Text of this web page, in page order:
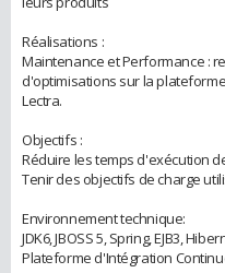
Réalisations :
Maintenance et Performance :
d'optimisations sur la
Lectra.
Objectifs :
Réduire les temps d'exécution
Tenir des objectifs de charge
Environnement technique:
JDK6, JBOSS 5, Spring, EJB3,
Plateforme d'Intégration Continue